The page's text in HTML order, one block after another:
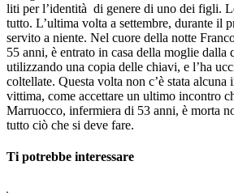
liti per l’identità di genere di uno dei figli.
tutto. L’ultima volta a settembre, durante il
servito a niente. Nel cuore della notte
55 anni, è entrato in casa della moglie dalla
utilizzando una copia delle chiavi, e l’ha
coltellate. Questa volta non c’è stata alcuna
vittima, come accettare un ultimo incontro
Marruocco, infermiera di 53 anni, è morta
tutto ciò che si deve fare.
Ti potrebbe interessare